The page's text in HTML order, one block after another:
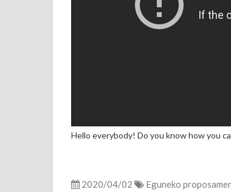
Hello everybody! Do you know how you
2020/04/02 Eguneko